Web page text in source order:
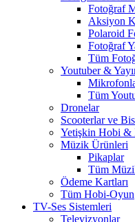
Fotoğraf
Aksiyon
Polaroid
Fotoğraf
Tüm
Youtuber &
Tüm
Dronelar
Scooterlar ve
Yetişkin Hobi &
Müzik Ürünleri
Pikaplar
Tüm
Ödeme Kartları
Tüm Hobi-Oyun
TV-Ses Sistemleri
Televizyonlar